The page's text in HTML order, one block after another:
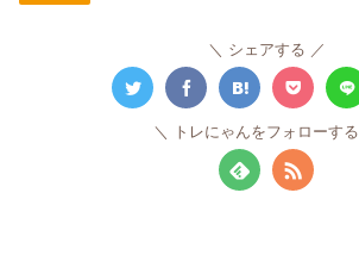
シェアする
トレにゃんをフォローする